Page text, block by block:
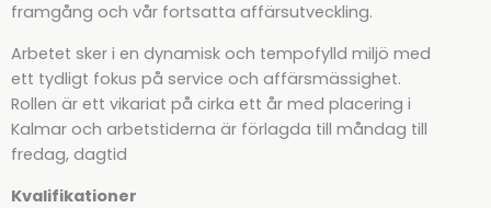
framgång och vår fortsatta affärsutveckling.
Arbetet sker i en dynamisk och tempofylld miljö med
ett tydligt fokus på service och affärsmässighet.
Rollen är ett vikariat på cirka ett år med placering i
Kalmar och arbetstiderna är förlagda till måndag till
fredag, dagtid
Kvalifikationer